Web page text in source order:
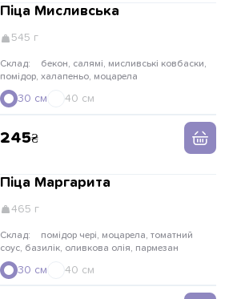
Піца Мисливська
545 г
Склад:
помідор, халапеньо, моцарела
30 см 40 см
245
Піца Маргарита
465 г
Склад:
соус, базилік, оливкова олія, пармезан
30 см 40 см